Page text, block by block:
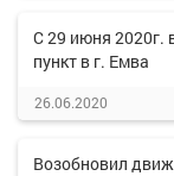
С 29 июня 2020г.
пункт в г. Емва
26.06.2020
Возобновил